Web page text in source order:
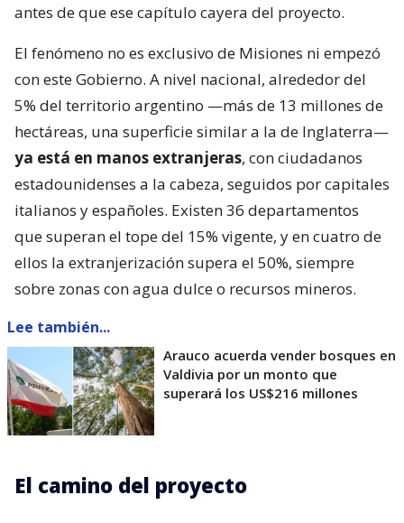
antes de que ese capítulo cayera del proyecto.
El fenómeno no es exclusivo de Misiones ni empezó
con este Gobierno. A nivel nacional, alrededor del
5% del territorio argentino —más de 13 millones de
hectáreas, una superficie similar a la de Inglaterra—
ya está en manos extranjeras, con ciudadanos
estadounidenses a la cabeza, seguidos por capitales
italianos y españoles. Existen 36 departamentos
que superan el tope del 15% vigente, y en cuatro de
ellos la extranjerización supera el 50%, siempre
sobre zonas con agua dulce o recursos mineros.
Lee también...
Arauco acuerda vender bosques en
Valdivia por un monto que
superará los US$216 millones
El camino del proyecto